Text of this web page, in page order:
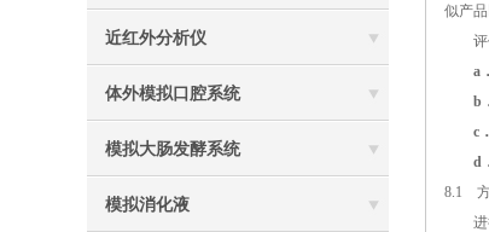
近红外分析仪
体外模拟口腔系统
模拟大肠发酵系统
模拟消化液
似产
评价
a．
b
c．
d
8.1 方
进行